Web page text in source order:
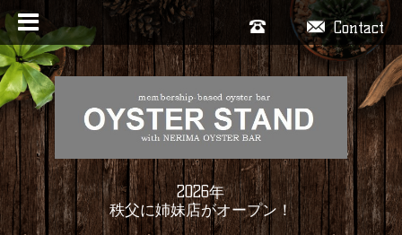
Contact
2026年
秩父に姉妹店がオープン！